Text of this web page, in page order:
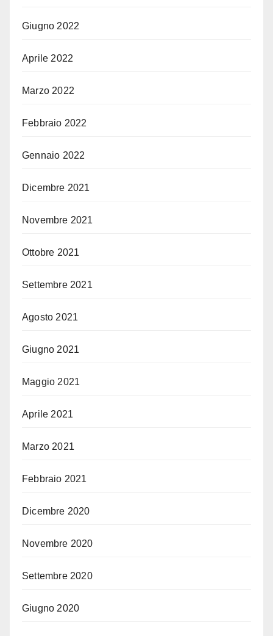
Giugno 2022
Aprile 2022
Marzo 2022
Febbraio 2022
Gennaio 2022
Dicembre 2021
Novembre 2021
Ottobre 2021
Settembre 2021
Agosto 2021
Giugno 2021
Maggio 2021
Aprile 2021
Marzo 2021
Febbraio 2021
Dicembre 2020
Novembre 2020
Settembre 2020
Giugno 2020